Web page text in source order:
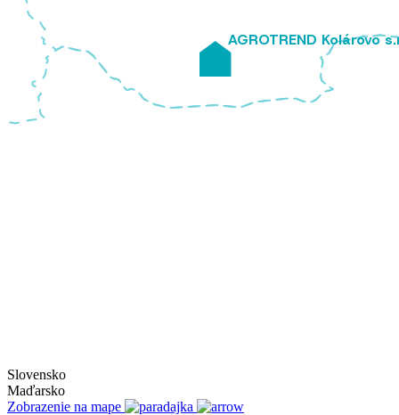
AGROTREND Kolárovo
Slovensko
Maďarsko
Zobrazenie na mape